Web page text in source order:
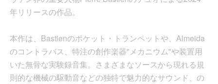
年リリースの作品。
本作は、Bastienのポケット・トランペットや、Almeida
のコントラバス、特注の創作楽器"メカニウム"や装置用
いた無骨な実験録音集。さまざまなソースから現れる規
則的な機械の駆動音などの独特で魅力的なサウンド、の